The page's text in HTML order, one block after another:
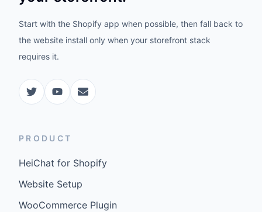
Start with the Shopify app when possible, then fall back to
the website install only when your storefront stack
requires it.
PRODUCT
HeiChat for Shopify
Website Setup
WooCommerce Plugin